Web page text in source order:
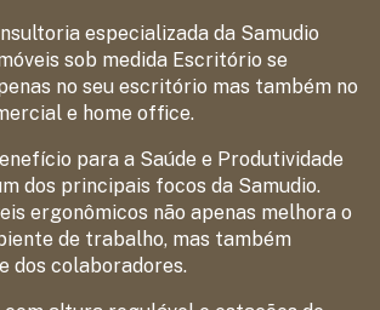
especializada da Samudio
sob medida Escritório se
no seu escritório mas também no
e home office.
para a Saúde e Produtividade
dos principais focos da Samudio.
ergonômicos não apenas melhora o
de trabalho, mas também
dos colaboradores.